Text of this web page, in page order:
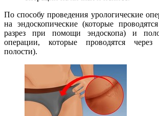
По способу проведения урологические
на эндоскопические (которые
разрез при помощи эндоскопа) и
операции, которые проводятся
полости).